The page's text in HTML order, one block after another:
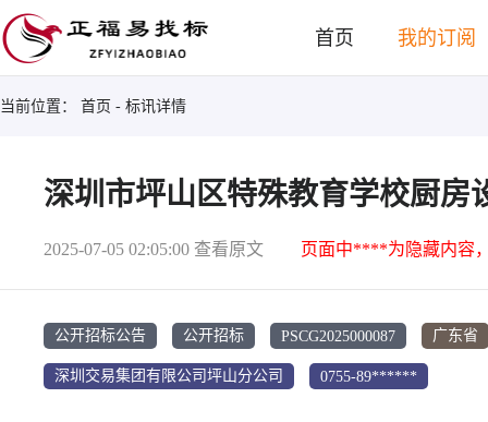
首页 我的订阅
当前位置： 首页 - 标讯详情
深圳市坪山区特殊教育学校厨房
2025-07-05 02:05:00 查看原文 页面中****为隐藏内容
公开招标公告 公开招标 PSCG2025000087 广东省
深圳交易集团有限公司坪山分公司 0755-89******